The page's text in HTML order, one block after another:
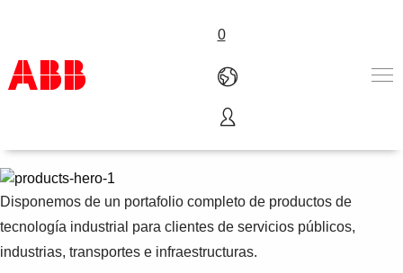
0
Productos & Soluciones
Industrias
Sobre ABB
Contacto
Productos y servicios
Disponemos de un portafolio completo de productos de
tecnología industrial para clientes de servicios públicos,
industrias, transportes e infraestructuras.